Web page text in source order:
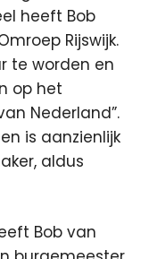
heeft Bob
Rijswijk.
te worden en
op het
Nederland”.
is aanzienlijk
aldus
Bob van